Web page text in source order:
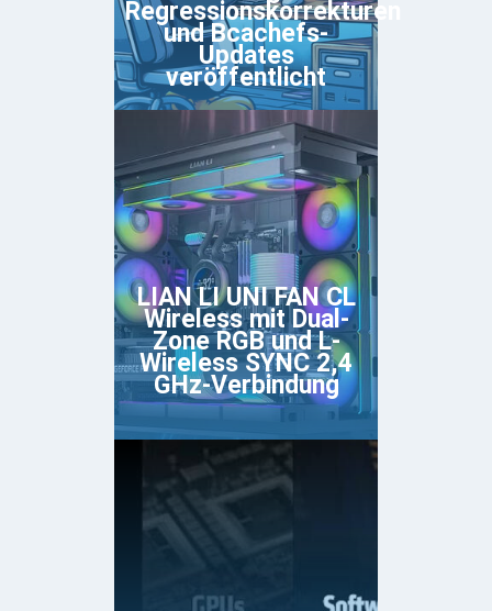
Regressionskorrekturen
und Bcachefs-
Updates
veröffentlicht
LIAN LI UNI FAN CL
Wireless mit Dual-
Zone RGB und L-
Wireless SYNC 2,4
GHz-Verbindung